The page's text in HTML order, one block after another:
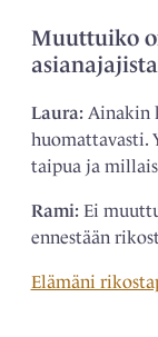
Muuttuiko
Laura: Ainakin
huomattavasti.
taipua ja
Rami:Ei
ennestään
Elämäni